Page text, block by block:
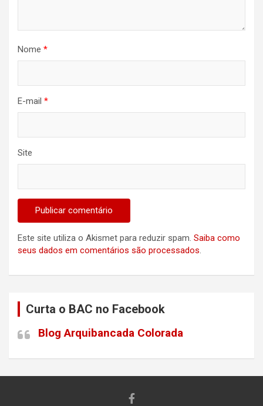
Nome *
E-mail *
Site
Este site utiliza o Akismet para reduzir spam. Saiba como
seus dados em comentários são processados.
Curta o BAC no Facebook
Blog Arquibancada Colorada